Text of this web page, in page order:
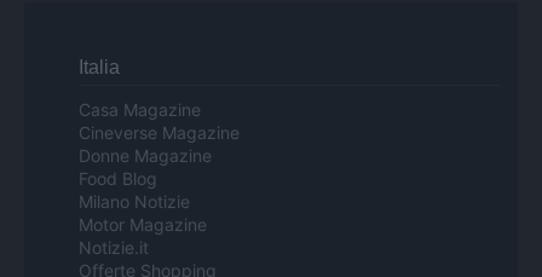
Italia
Casa Magazine
Cineverse Magazine
Donne Magazine
Food Blog
Milano Notizie
Motor Magazine
Notizie.it
Offerte Shopping